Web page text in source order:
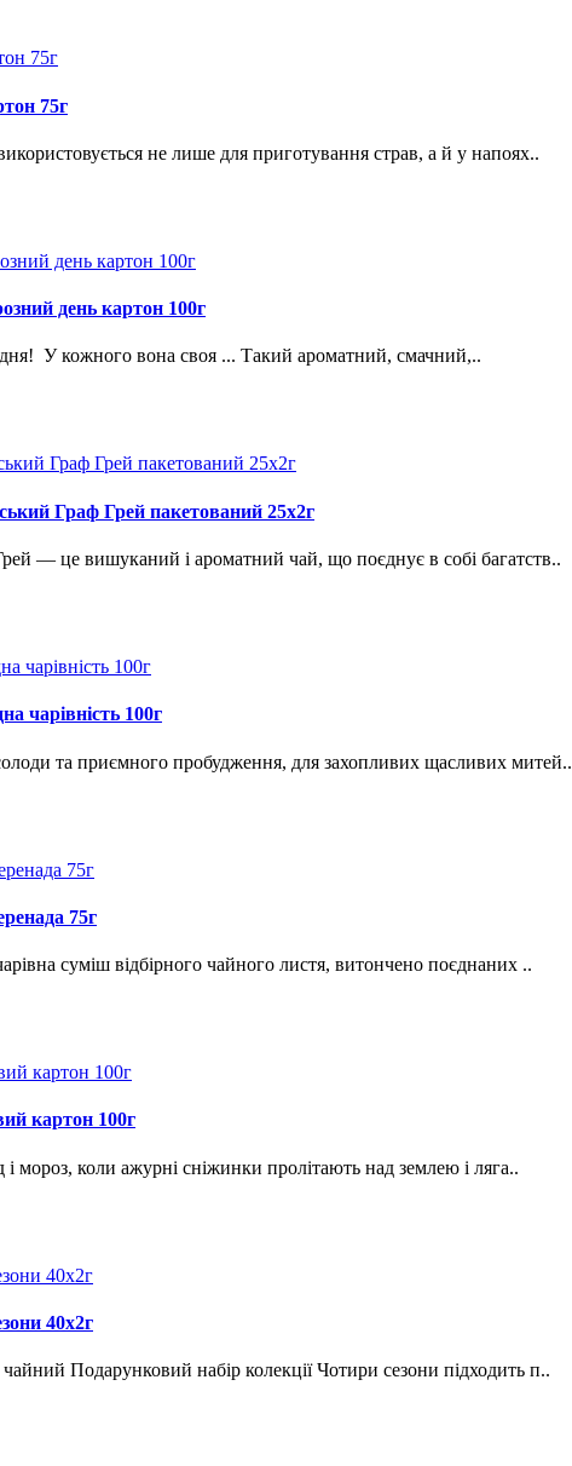
75г
не лише для приготування страв, а й у напоях..
день картон 100г
У кожного вона своя ... Такий ароматний, смачний,..
Граф Грей пакетований 25х2г
— це вишуканий і ароматний чай, що поєднує в собі багатств..
чарівність 100г
та приємного пробудження, для захопливих щасливих митей..
75г
суміш відбірного чайного листя, витончено поєднаних ..
картон 100г
мороз, коли ажурні сніжинки пролітають над землею і ляга..
40х2г
Подарунковий набір колекції Чотири сезони підходить п..